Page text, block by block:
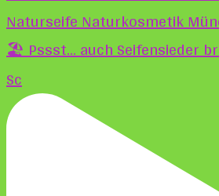
🏖️ Pssst... auch Seifensieder
Sc